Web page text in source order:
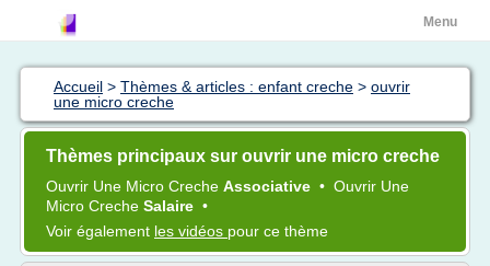
Menu
Accueil > Thèmes & articles : enfant creche > ouvrir
une micro creche
Thèmes principaux sur ouvrir une micro creche
Ouvrir Une Micro Creche Associative • Ouvrir Une
Micro Creche Salaire •
Voir également les vidéos pour ce thème